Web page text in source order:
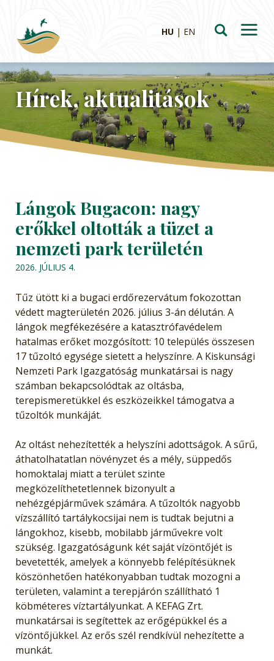
HU EN
Hírek, aktualitások
Lángok Bugacon: nagy
erőkkel oltották a tüzet a
nemzeti park területén
2026. JÚLIUS 4.
Tűz ütött ki a bugaci erdőrezervátum fokozottan
védett magterületén 2026. július 3-án délután. A
lángok megfékezésére a katasztrófavédelem
hatalmas erőket mozgósított: 10 település összesen
17 tűzoltó egysége sietett a helyszínre. A Kiskunsági
Nemzeti Park Igazgatóság munkatársai is nagy
számban bekapcsolódtak az oltásba,
terepismeretükkel és eszközeikkel támogatva a
tűzoltók munkáját.
Az oltást nehezítették a helyszíni adottságok. A sűrű,
áthatolhatatlan növényzet és a mély, süppedős
homoktalaj miatt a terület szinte
megközelíthetetlennek bizonyult a
nehézgépjárművek számára. A tűzoltók nagyobb
vízszállító tartálykocsijai nem is tudtak bejutni a
lángokhoz, kisebb, mobilabb járművekre volt
szükség. Igazgatóságunk két saját vízöntőjét is
bevetették, amelyek a könnyebb felépítésüknek
köszönhetően hatékonyabban tudtak mozogni a
területen, valamint a terepjárón szállítható 1
köbméteres víztartályunkat. A KEFAG Zrt.
munkatársai is segítettek az erőgépükkel és a
vízöntőjükkel. Az erős szél rendkívül nehezítette a
munkát.